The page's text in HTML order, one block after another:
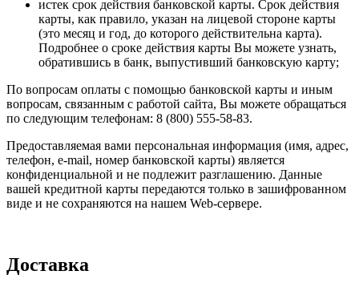
истек срок действия банковской карты. Срок действия
карты, как правило, указан на лицевой стороне карты
(это месяц и год, до которого действительна карта).
Подробнее о сроке действия карты Вы можете узнать,
обратившись в банк, выпустивший банковскую карту;
По вопросам оплаты с помощью банковской карты и иным
вопросам, связанным с работой сайта, Вы можете обращаться
по следующим телефонам: 8 (800) 555-58-83.
Предоставляемая вами персональная информация (имя, адрес,
телефон, e-mail, номер банковской карты) является
конфиденциальной и не подлежит разглашению. Данные
вашей кредитной карты передаются только в зашифрованном
виде и не сохраняются на нашем Web-сервере.
Доставка